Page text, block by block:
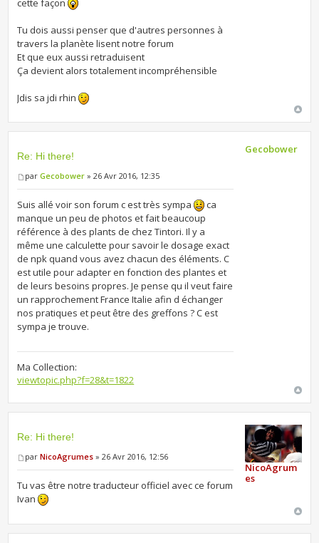
cette façon
Tu dois aussi penser que d'autres personnes à
travers la planète lisent notre forum
Et que eux aussi retraduisent
Ça devient alors totalement incompréhensible
Jdis sa jdi rhin
Re: Hi there!
parGecobower » 26 Avr 2016, 12:35
Suis allé voir son forum c est très sympa
ca
manque un peu de photos et fait beaucoup
référence à des plants de chez Tintori. Il y a
même une calculette pour savoir le dosage exact
de npk quand vous avez chacun des éléments. C
est utile pour adapter en fonction des plantes et
de leurs besoins propres. Je pense qu il veut faire
un rapprochement France Italie afin d échanger
nos pratiques et peut être des greffons ? C est
sympa je trouve.
Ma Collection:
viewtopic.php?f=28&t=1822
Gecobower
Re: Hi there!
parNicoAgrumes » 26 Avr 2016, 12:56
Tu vas être notre traducteur officiel avec ce forum
Ivan
NicoAgrum
es